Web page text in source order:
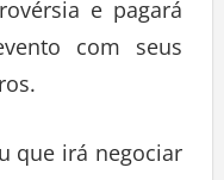
e pagará
com seus
que irá negociar